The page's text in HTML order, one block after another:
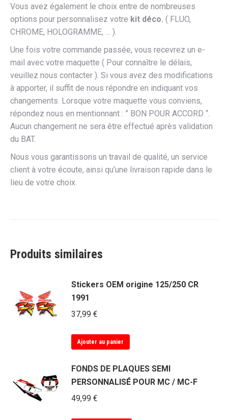
Vous avez également le choix entre de nombreuses
options pour personnalisez votre kit déco. ( FLUO,
CHROME, HOLOGRAMME, … ).
Une fois votre commande passée, vous recevrez un e-
mail avec votre maquette ( Pour connaître le délais,
veuillez nous contacter ). Si vous avez des modifications
à apporter, il suffit de nous répondre en indiquant vos
changements. Lorsque votre maquette vous conviens,
répondez nous en mentionnant : ” BON POUR ACCORD “.
Aucun changement ne sera être effectué après validation
du BAT.
Nous vous garantissons un travail de qualité, un service
client à votre écoute, ainsi qu’une livraison rapide dans le
lieu de votre choix.
Produits similaires
Stickers OEM origine 125/250 CR
1991
37,99 €
Ajouter au panier
FONDS DE PLAQUES SEMI
PERSONNALISÉ POUR MC / MC-F
49,99 €